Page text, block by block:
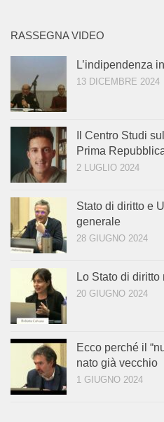
RASSEGNA VIDEO
L’indipendenza
13 DICEMBRE 2024
Il Centro Studi
Prima
2 LUGLIO 2024
Stato di diritto e
generale
28 GIUGNO 2024
Lo Stato di diritto
20 GIUGNO 2024
Ecco perché il
nato già vecchio
1 GIUGNO 2024